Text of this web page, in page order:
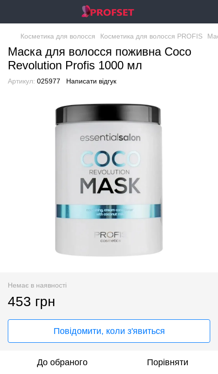
Косметика для волосся Косметика для волосся PROFIS
Маска для волосся поживна Coco
Revolution Profis 1000 мл
Артикул: 025977 Написати відгук
Немає в наявності
453 грн
Повідомити, коли з'явиться
До обраного Порівняти